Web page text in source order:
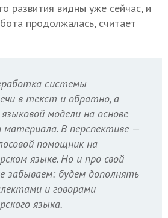
развития видны уже сейчас, и
продолжалась, считает
системы
в текст и обратно, а
модели на основе
материала. В перспективе —
помощник на
языке. Но и про свой
забываем: будем дополнять
и говорами
языка.